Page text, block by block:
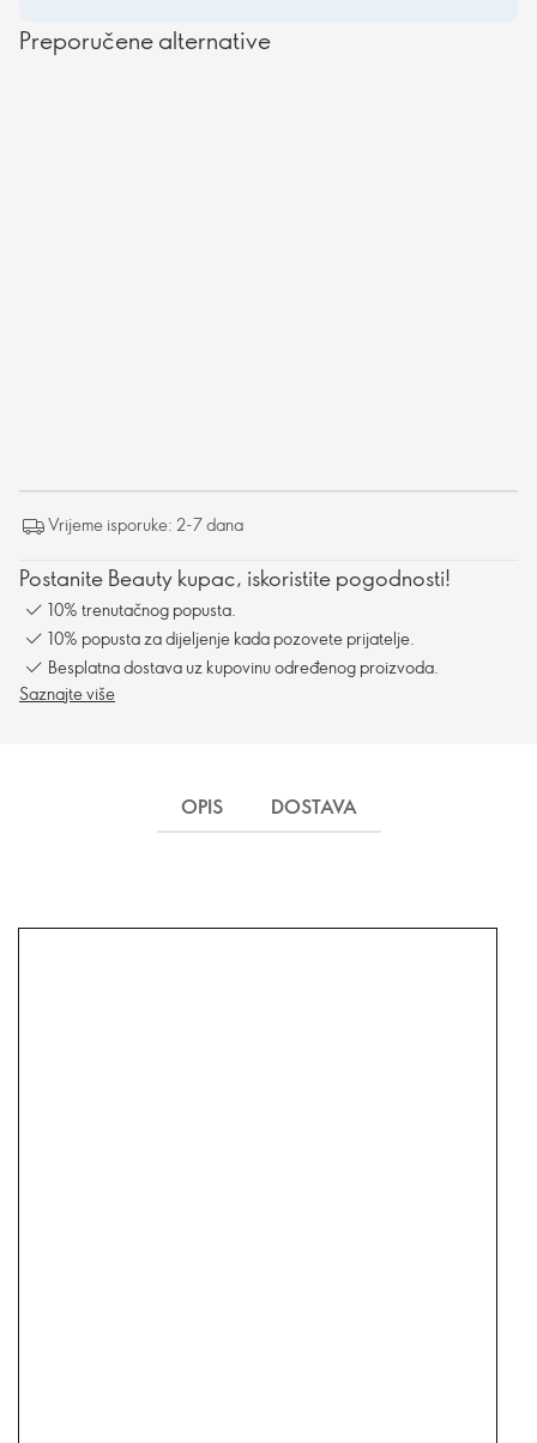
Preporučene alternative
Vrijeme isporuke: 2-7 dana
Postanite Beauty kupac, iskoristite pogodnosti!
10% trenutačnog popusta.
10% popusta za dijeljenje kada pozovete prijatelje.
Besplatna dostava uz kupovinu određenog proizvoda.
Saznajte više
OPIS DOSTAVA